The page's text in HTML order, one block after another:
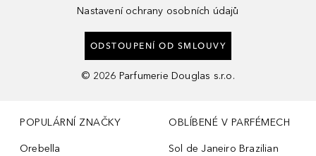
Nastavení ochrany osobních údajů
ODSTOUPENÍ OD SMLOUVY
© 2026 Parfumerie Douglas s.r.o.
POPULÁRNÍ ZNAČKY
Orebella
OBLÍBENÉ V PARFÉMECH
Sol de Janeiro Brazilian